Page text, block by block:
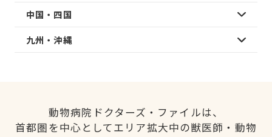
中国・四国
九州・沖縄
動物病院ドクターズ・ファイルは、
首都圏を中心としてエリア拡大中の獣医師・動物